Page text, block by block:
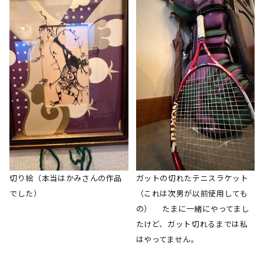
切り絵（本当はかみさんの作品
でした）
ガットの切れたテニスラケット
（これは次男が以前使用しても
の） たまに一緒にやってまし
たけど、ガット切れるまでは私
はやってません。